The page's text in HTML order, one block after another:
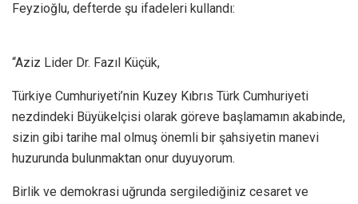
Feyzioğlu, defterde şu ifadeleri kullandı:
“Aziz Lider Dr. Fazıl Küçük,
Türkiye Cumhuriyeti’nin Kuzey Kıbrıs Türk Cumhuriyeti
nezdindeki Büyükelçisi olarak göreve başlamamın akabinde,
sizin gibi tarihe mal olmuş önemli bir şahsiyetin manevi
huzurunda bulunmaktan onur duyuyorum.
Birlik ve demokrasi uğrunda sergilediğiniz cesaret ve